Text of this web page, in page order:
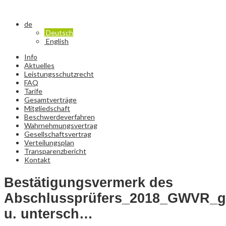
de
Deutsch
English
Info
Aktuelles
Leistungsschutzrecht
FAQ
Tarife
Gesamtverträge
Mitgliedschaft
Beschwerdeverfahren
Wahrnehmungsvertrag
Gesellschaftsvertrag
Verteilungsplan
Transparenzbericht
Kontakt
Bestätigungsvermerk des
u. untersch…